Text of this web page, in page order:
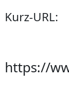
Kurz-URL:
https://